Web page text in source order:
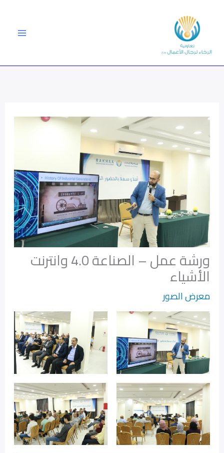
المحتوى
ورشة عمل – الصناعة 4.0 وانترنت
الأشياء
معرض الصور